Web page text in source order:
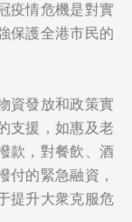
疫情危機是對實
保護全港市民的
資發放和政策實
支援，如惠及老
款，對餐飲、酒
付的緊急融資，
提升大衆克服危